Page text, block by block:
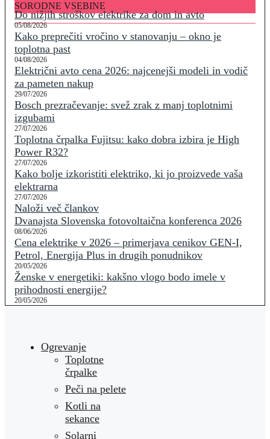
SORODNE VSEBINE
Do nižjih stroškov elektrike za dom in avto
05/08/2026
Kako preprečiti vročino v stanovanju – okno je
toplotna past
04/08/2026
Električni avto cena 2026: najcenejši modeli in vodič
za pameten nakup
29/07/2026
Bosch prezračevanje: svež zrak z manj toplotnimi
izgubami
27/07/2026
Toplotna črpalka Fujitsu: kako dobra izbira je High
Power R32?
27/07/2026
Kako bolje izkoristiti elektriko, ki jo proizvede vaša
elektrarna
27/07/2026
Naloži več člankov
Dvanajsta Slovenska fotovoltaična konferenca 2026
08/06/2026
Cena elektrike v 2026 – primerjava cenikov GEN-I,
Petrol, Energija Plus in drugih ponudnikov
20/05/2026
Ženske v energetiki: kakšno vlogo bodo imele v
prihodnosti energije?
20/05/2026
Ogrevanje
Toplotne
črpalke
Peči na pelete
Kotli na
sekance
Solarni